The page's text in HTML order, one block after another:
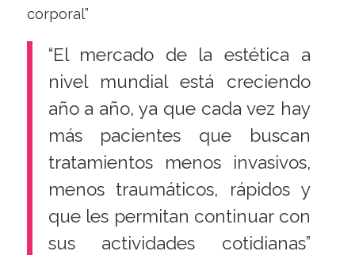
corporal”
“El mercado de la estética a
nivel mundial está creciendo
año a año, ya que cada vez hay
más pacientes que buscan
tratamientos menos invasivos,
menos traumáticos, rápidos y
que les permitan continuar con
sus actividades cotidianas”